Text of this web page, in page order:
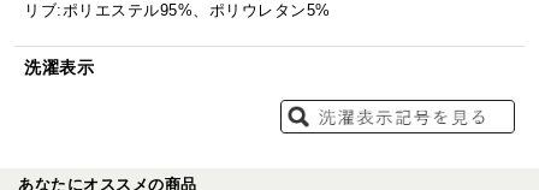
リブ:ポリエステル95%、ポリウレタン5%
洗濯表示
あなたにオススメの商品